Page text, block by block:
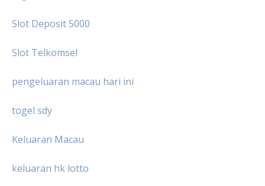
Slot Deposit 5000
Slot Telkomsel
pengeluaran macau hari ini
togel sdy
Keluaran Macau
keluaran hk lotto